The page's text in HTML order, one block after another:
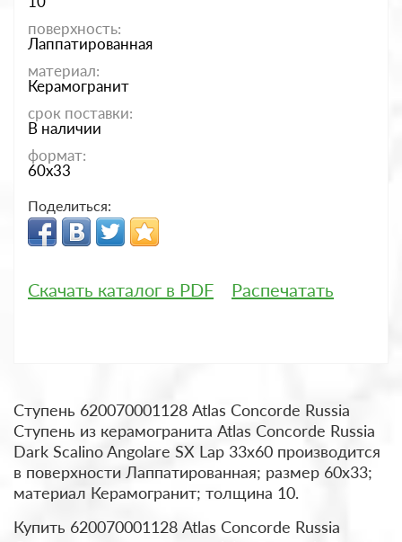
поверхность:
Лаппатированная
материал:
Керамогранит
срок поставки:
В наличии
формат:
60x33
Поделиться:
Скачать каталог в PDF Распечатать
Ступень 620070001128 Atlas Concorde Russia
Ступень из керамогранита Atlas Concorde Russia
Dark Scalino Angolare SX Lap 33x60 производится
в поверхности Лаппатированная; размер 60x33;
материал Керамогранит; толщина 10.
Купить 620070001128 Atlas Concorde Russia